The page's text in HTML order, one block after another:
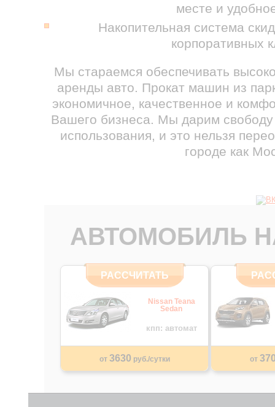
месте и
Накопительная система
корпоративных
Мы стараемся обеспечивать
аренды авто. Прокат машин из
экономичное, качественное и
Вашего бизнеса. Мы дарим
использования, и это нельзя
городе как
АВТОМОБИЛЬ
РАССЧИТАТЬ
Nissan Teana
Sedan
кпп: автомат
от 3630 руб./сутки от